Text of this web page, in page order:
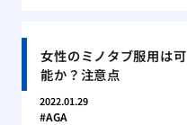
女性のミノタブ服用は可
能か？注意点
2022.01.29
AGA